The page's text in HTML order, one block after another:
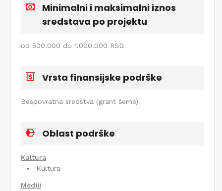
Minimalni i maksimalni iznos
sredstava po projektu
od 500.000 do 1.000.000 RSD
Vrsta finansijske podrške
Bespovratna sredstva (grant šeme)
Oblast podrške
Kultura
Kultura
Mediji